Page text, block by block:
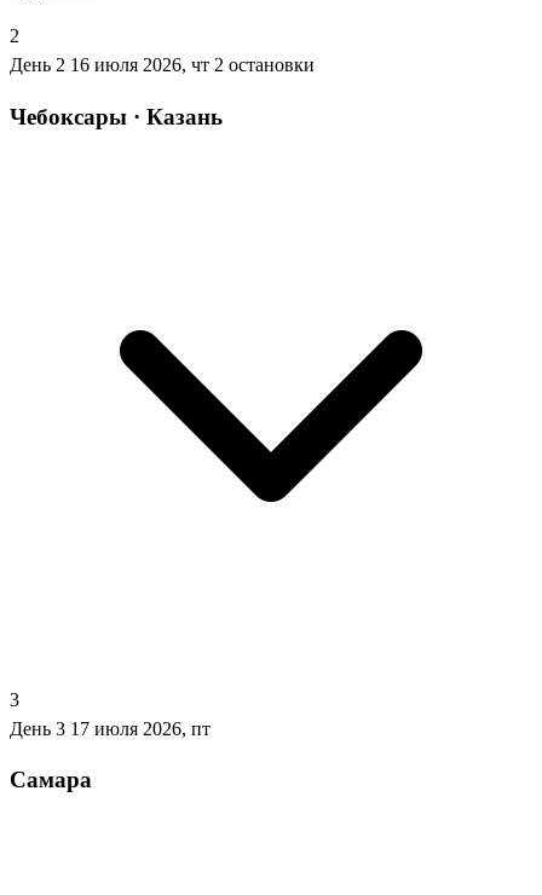
2
День 2 16 июля 2026, чт 2 остановки
Чебоксары · Казань
3
День 3 17 июля 2026, пт
Самара